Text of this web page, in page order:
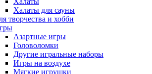
Халаты для сауны
творчества и хобби
Азартные игры
Головоломки
Другие игральные наборы
Игры на воздухе
Мягкие игрушки